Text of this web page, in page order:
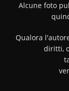
Alcune foto
Qualora
diritti,